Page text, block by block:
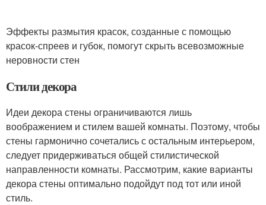
Эффекты размытия красок, созданные с помощью
красок-спреев и губок, помогут скрыть всевозможные
неровности стен
Стили декора
Идеи декора стены ограничиваются лишь
воображением и стилем вашей комнаты. Поэтому, чтобы
стены гармонично сочетались с остальным интерьером,
следует придерживаться общей стилистической
направленности комнаты. Рассмотрим, какие варианты
декора стены оптимально подойдут под тот или иной
стиль.